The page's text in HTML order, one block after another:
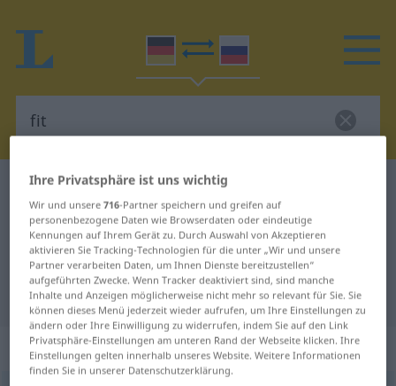
Deutsch-Russisch Wörterbuch
Deutsch-Russisch Übersetzung für
"fit"
"fit" Russisch Übersetzung
„fit“
Ihre Privatsphäre ist uns wichtig
Wir und unsere716-Partner speichern und greifen auf
personenbezogene Daten wie Browserdaten oder eindeutige
Kennungen auf Ihrem Gerät zu. Durch Auswahl von Akzeptieren
aktivieren Sie Tracking-Technologien für die unter „Wir und unsere
Partner verarbeiten Daten, um Ihnen Dienste bereitzustellen“
aufgeführten Zwecke. Wenn Tracker deaktiviert sind, sind manche
Inhalte und Anzeigen möglicherweise nicht mehr so relevant für Sie. Sie
können dieses Menü jederzeit wieder aufrufen, um Ihre Einstellungen zu
ändern oder Ihre Einwilligung zu widerrufen, indem Sie auf den Link
Privatsphäre-Einstellungen am unteren Rand der Webseite klicken. Ihre
Einstellungen gelten innerhalb unseres Website. Weitere Informationen
finden Sie in unserer Datenschutzerklärung.